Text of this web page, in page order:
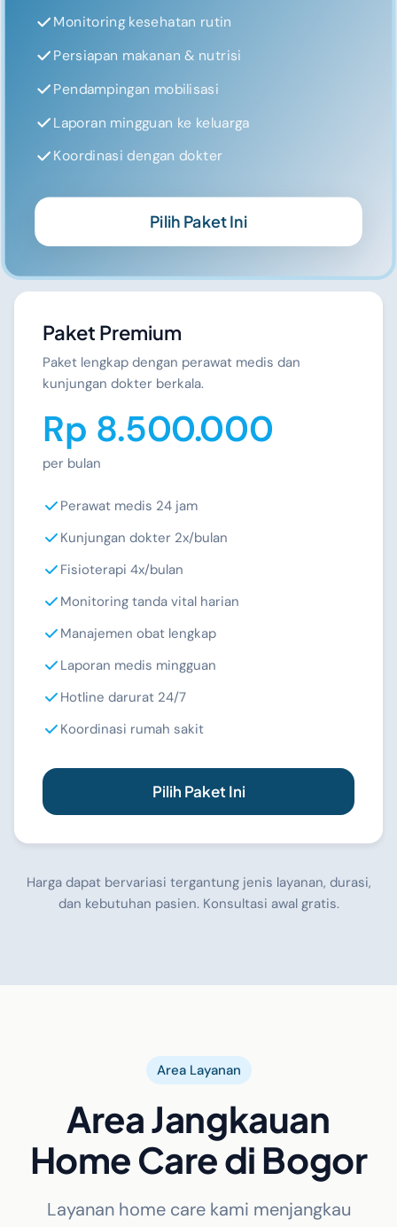
Monitoring kesehatan rutin
Persiapan makanan & nutrisi
Pendampingan mobilisasi
Laporan mingguan ke keluarga
Koordinasi dengan dokter
Pilih Paket Ini
Paket Premium
Paket lengkap dengan perawat medis dan
kunjungan dokter berkala.
Rp 8.500.000
per bulan
Perawat medis 24 jam
Kunjungan dokter 2x/bulan
Fisioterapi 4x/bulan
Monitoring tanda vital harian
Manajemen obat lengkap
Laporan medis mingguan
Hotline darurat 24/7
Koordinasi rumah sakit
Pilih Paket Ini
Harga dapat bervariasi tergantung jenis layanan, durasi,
dan kebutuhan pasien. Konsultasi awal gratis.
Area Layanan
Area Jangkauan
Home Care di Bogor
Layanan home care kami menjangkau